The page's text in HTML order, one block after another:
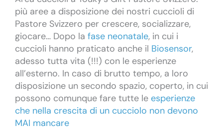
più aree a disposizione dei nostri cuccioli di
Pastore Svizzero per crescere, socializzare,
giocare… Dopo la fase neonatale, in cui i
cuccioli hanno praticato anche il Biosensor,
adesso tutta vita (!!!) con le esperienze
all’esterno. In caso di brutto tempo, a loro
disposizione un secondo spazio, coperto, in cui
possono comunque fare tutte le esperienze
che nella crescita di un cucciolo non devono
MAI mancare